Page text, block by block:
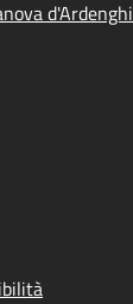
d'Ardenghi